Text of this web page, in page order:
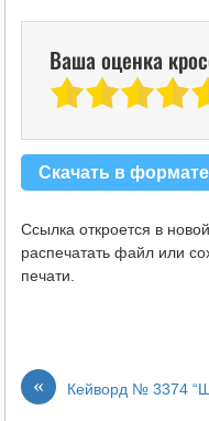
Ваша оценка
Скачать в
Ссылка откроется в
распечатать файл или
печати.
« Кейворд № 3374